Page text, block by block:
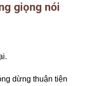
giọng nói
dừng thuận tiện